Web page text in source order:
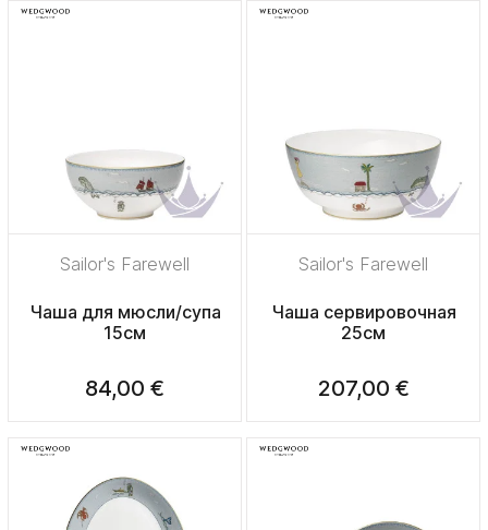
Sailor's Farewell
Чаша для мюсли/супа
15см
84,00 €
Sailor's Farewell
Чаша сервировочная
25см
207,00 €